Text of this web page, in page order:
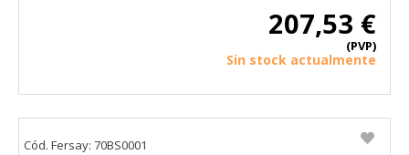
207,53 €
(PVP)
Sin stock actualmente
Cód. Fersay: 70BS0001